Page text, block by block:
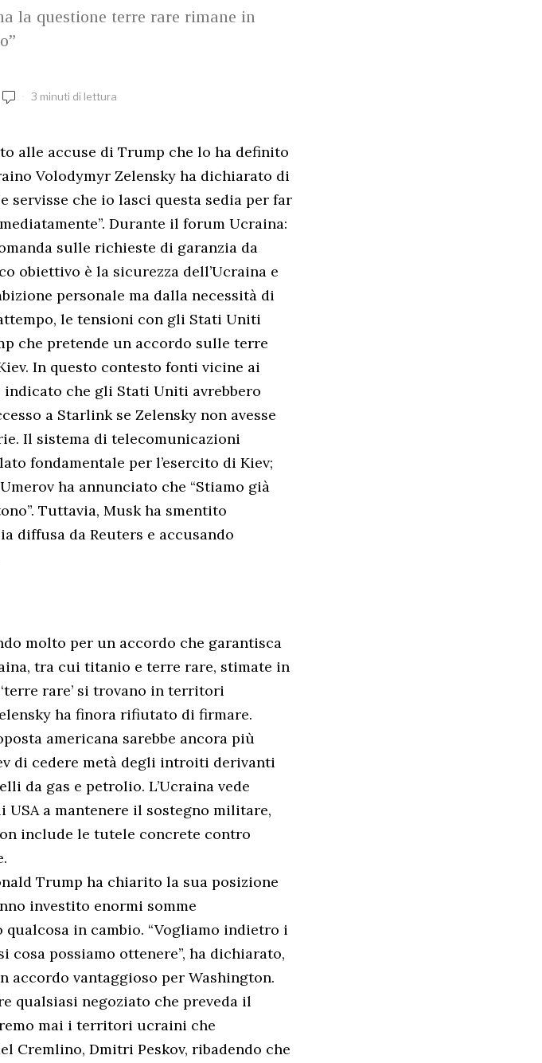
la questione terre rare rimane in
3 minuti di lettura
alle accuse di Trump che lo ha definito
Volodymyr Zelensky ha dichiarato di
servisse che io lasci questa sedia per far
Durante il forum Ucraina:
sulle richieste di garanzia da
obiettivo è la sicurezza dell’Ucraina e
personale ma dalla necessità di
le tensioni con gli Stati Uniti
che pretende un accordo sulle terre
In questo contesto fonti vicine ai
indicato che gli Stati Uniti avrebbero
a Starlink se Zelensky non avesse
Il sistema di telecomunicazioni
fondamentale per l’esercito di Kiev;
ha annunciato che “Stiamo già
Tuttavia, Musk ha smentito
diffusa da Reuters e accusando
molto per un accordo che garantisca
tra cui titanio e terre rare, stimate in
rare’ si trovano in territori
ha finora rifiutato di firmare.
americana sarebbe ancora più
di cedere metà degli introiti derivanti
da gas e petrolio. L’Ucraina vede
USA a mantenere il sostegno militare,
include le tutele concrete contro
Trump ha chiarito la sua posizione
investito enormi somme
qualcosa in cambio. “Vogliamo indietro i
possiamo ottenere”, ha dichiarato,
accordo vantaggioso per Washington.
qualsiasi negoziato che preveda il
mai i territori ucraini che
Cremlino, Dmitri Peskov, ribadendo che